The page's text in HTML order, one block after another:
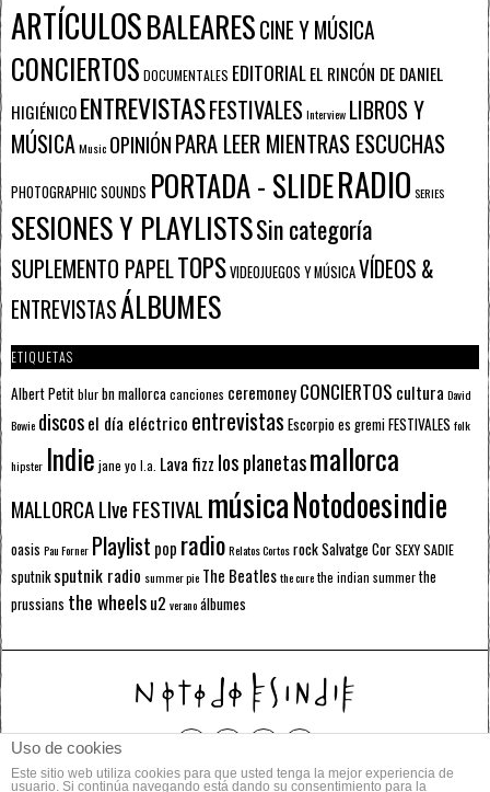
ARTÍCULOSBALEARESCINE Y MÚSICA
CONCIERTOS DOCUMENTALES EDITORIALEL RINCÓN DE DANIEL
HIGIÉNICOENTREVISTASFESTIVALESInterview LIBROS Y
MÚSICAMusic OPINIÓNPARA LEER MIENTRAS ESCUCHAS
PHOTOGRAPHIC SOUNDS PORTADA - SLIDERADIO SERIES
SESIONES Y PLAYLISTSSin categoría
SUPLEMENTO PAPELTOPSVIDEOJUEGOS Y MÚSICAVÍDEOS &
ENTREVISTASÁLBUMES
ETIQUETAS
Albert Petitblurbn mallorcacanciones ceremoneyCONCIERTOS cultura David
Bowie discosel día eléctrico entrevistas Escorpioes gremiFESTIVALES folk
hipster Indie jane yo l.a. Lava fizz los planetasmallorca
MALLORCA LIve FESTIVAL músicaNotodoesindie
oasis Pau Forner Playlist pop radioRelatos CortosrockSalvatge CorSEXY SADIE
sputnik sputnik radio summer pie The Beatlesthe curethe indian summerthe
prussians the wheelsu2 veranoálbumes
© 2014 Todos los derechos reservados.
Uso de cookies
Este sitio web utiliza cookies para que usted tenga la mejor experiencia de
usuario. Si continúa navegando está dando su consentimiento para la